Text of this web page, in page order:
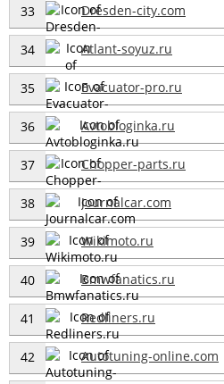
33 Dresden-city.com
34 Atlant-soyuz.ru
35 Evacuator-pro.ru
36 Avtobloginka.ru
37 Chopper-parts.ru
38 Journalcar.com
39 Wikimoto.ru
40 Bmwfanatics.ru
41 Redliners.ru
42 Autotuning-online.com